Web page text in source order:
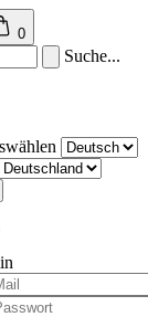
0
Suche...